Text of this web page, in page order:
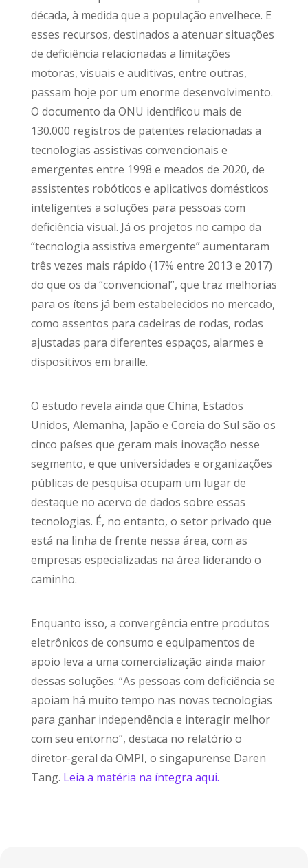
década, à medida que a população envelhece. E
esses recursos, destinados a atenuar situações
de deficiência relacionadas a limitações
motoras, visuais e auditivas, entre outras,
passam hoje por um enorme desenvolvimento.
O documento da ONU identificou mais de
130.000 registros de patentes relacionadas a
tecnologias assistivas convencionais e
emergentes entre 1998 e meados de 2020, de
assistentes robóticos e aplicativos domésticos
inteligentes a soluções para pessoas com
deficiência visual. Já os projetos no campo da
“tecnologia assistiva emergente” aumentaram
três vezes mais rápido (17% entre 2013 e 2017)
do que os da “convencional”, que traz melhorias
para os ítens já bem estabelecidos no mercado,
como assentos para cadeiras de rodas, rodas
ajustadas para diferentes espaços, alarmes e
dispositivos em braille.
O estudo revela ainda que China, Estados
Unidos, Alemanha, Japão e Coreia do Sul são os
cinco países que geram mais inovação nesse
segmento, e que universidades e organizações
públicas de pesquisa ocupam um lugar de
destaque no acervo de dados sobre essas
tecnologias. É, no entanto, o setor privado que
está na linha de frente nessa área, com as
empresas especializadas na área liderando o
caminho.
Enquanto isso, a convergência entre produtos
eletrônicos de consumo e equipamentos de
apoio leva a uma comercialização ainda maior
dessas soluções. “As pessoas com deficiência se
apoiam há muito tempo nas novas tecnologias
para ganhar independência e interagir melhor
com seu entorno”, destaca no relatório o
diretor-geral da OMPI, o singapurense Daren
Tang. Leia a matéria na íntegra aqui.